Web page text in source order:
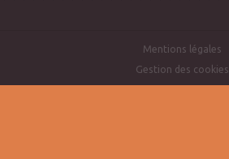
Mentions légales
Gestion des cookies